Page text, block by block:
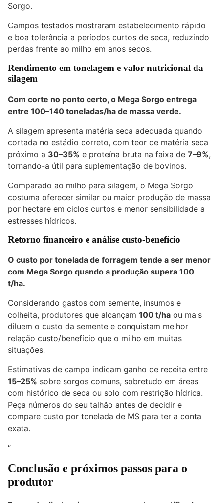
Sorgo.
Campos testados mostraram estabelecimento rápido
e boa tolerância a períodos curtos de seca, reduzindo
perdas frente ao milho em anos secos.
Rendimento em tonelagem e valor nutricional da
silagem
Com corte no ponto certo, o Mega Sorgo entrega
entre 100–140 toneladas/ha de massa verde.
A silagem apresenta matéria seca adequada quando
cortada no estádio correto, com teor de matéria seca
próximo a 30–35% e proteína bruta na faixa de 7–9%,
tornando-a útil para suplementação de bovinos.
Comparado ao milho para silagem, o Mega Sorgo
costuma oferecer similar ou maior produção de massa
por hectare em ciclos curtos e menor sensibilidade a
estresses hídricos.
Retorno financeiro e análise custo-benefício
O custo por tonelada de forragem tende a ser menor
com Mega Sorgo quando a produção supera 100
t/ha.
Considerando gastos com semente, insumos e
colheita, produtores que alcançam 100 t/ha ou mais
diluem o custo da semente e conquistam melhor
relação custo/benefício que o milho em muitas
situações.
Estimativas de campo indicam ganho de receita entre
15–25% sobre sorgos comuns, sobretudo em áreas
com histórico de seca ou solo com restrição hídrica.
Peça números do seu talhão antes de decidir e
compare custo por tonelada de MS para ter a conta
exata.
“
Conclusão e próximos passos para o
produtor